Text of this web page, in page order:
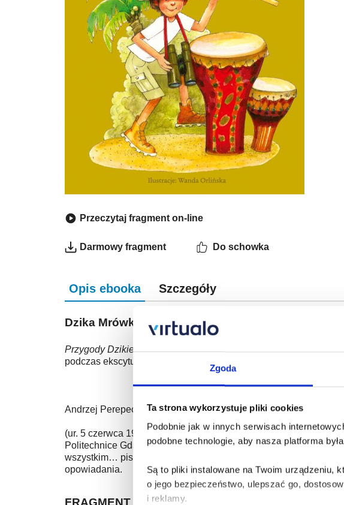
Zgoda
Ta strona wykorzystuje pliki cookies
Podobnie jak w innych serwisach
podobne technologie, aby nasza platforma
Są to pliki instalowane na Twoim urządzeniu,
o jego bezpieczeństwo, ulepszać go,
i reklamy.
Przeczytaj fragment on-line
Darmowy fragment Do schowka
Opis ebooka Szczegóły
Dzika Mrówka i tam-tamy - ebook
Przygody Dzikiej Mrówkito seria powieści, której bohaterami są
podczas ekscytującego rejsu do Afryki ratują arabskich
Andrzej Perepeczko
(ur. 5 czerwca 1930 we Lwowie) – marynarz. Objechał świat,
Politechnice Gdańskiej oraz w Państwowej Wyższej Szkole
wszystkim… pisał książki, których ma kilkadziesiąt na swoim
opowiadania.
FRAGMENT KSIĄŻKI